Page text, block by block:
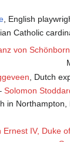
, English
Catholic
von Schönborn
, Dutch
Solomon
in Northampton,
Ernest IV, Duke